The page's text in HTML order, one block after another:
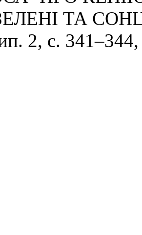
ТА
2, с.